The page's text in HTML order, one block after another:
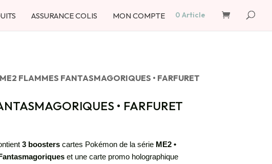
ASSURANCE COLIS MON COMPTE 0 Article
produits
FLAMMES FANTASMAGORIQUES • FARFURET
• FARFURET
3 boosterscartes Pokémon de la série ME2 •
et une carte promo holographique